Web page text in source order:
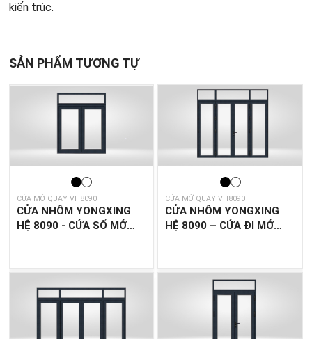
kiến trúc.
SẢN PHẨM TƯƠNG TỰ
CỬA MỞ QUAY VH8090
CỬA NHÔM YONGXING
HỆ 8090 - CỬA SỔ MỞ
CỬA MỞ QUAY VH8090
CỬA NHÔM YONGXING
HỆ 8090 – CỬA ĐI MỞ